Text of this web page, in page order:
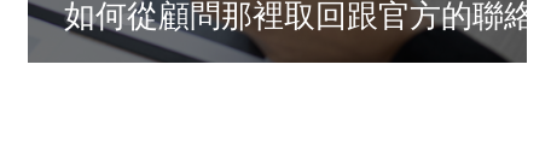
如何從顧問那裡取回跟官方的聯絡